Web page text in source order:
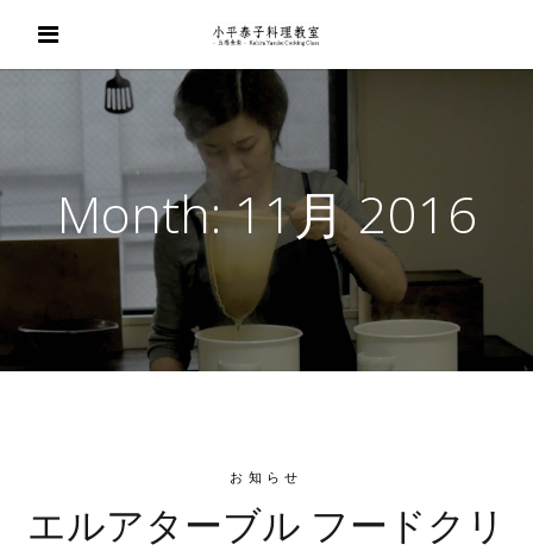
Month:11月 2016
お知らせ
エルアターブル フードクリ